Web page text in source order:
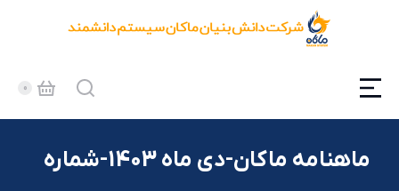
ماهنامه ماکان-دی ماه 1403-شماره